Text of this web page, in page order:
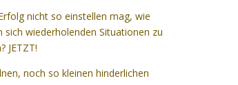
nicht so einstellen mag, wie
wiederholenden Situationen zu
JETZT!
noch so kleinen hinderlichen